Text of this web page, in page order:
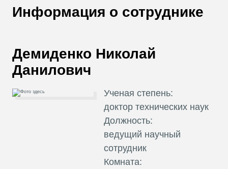
Т
Информация о сотруднике
Демиденко Николай
Данилович
Ученая степень:
доктор технических наук
Должность:
ведущий научный
сотрудник
Комната: